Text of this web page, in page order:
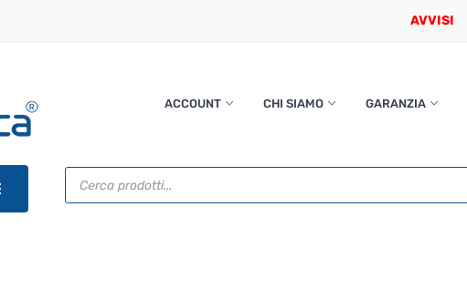
AVVISI
ACCOUNT CHI SIAMO GARANZIA
Ricerca
prodotti